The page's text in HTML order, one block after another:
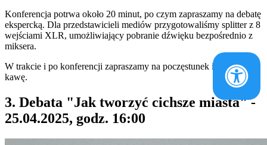
Konferencja potrwa około 20 minut, po czym zapraszamy na debatę
ekspercką. Dla przedstawicieli mediów przygotowaliśmy splitter z 8
wejściami XLR, umożliwiający pobranie dźwięku bezpośrednio z
miksera.
W trakcie i po konferencji zapraszamy na poczęstunek i pyszną
kawę.
3. Debata "Jak tworzyć cichsze miasta" -
25.04.2025, godz. 16:00